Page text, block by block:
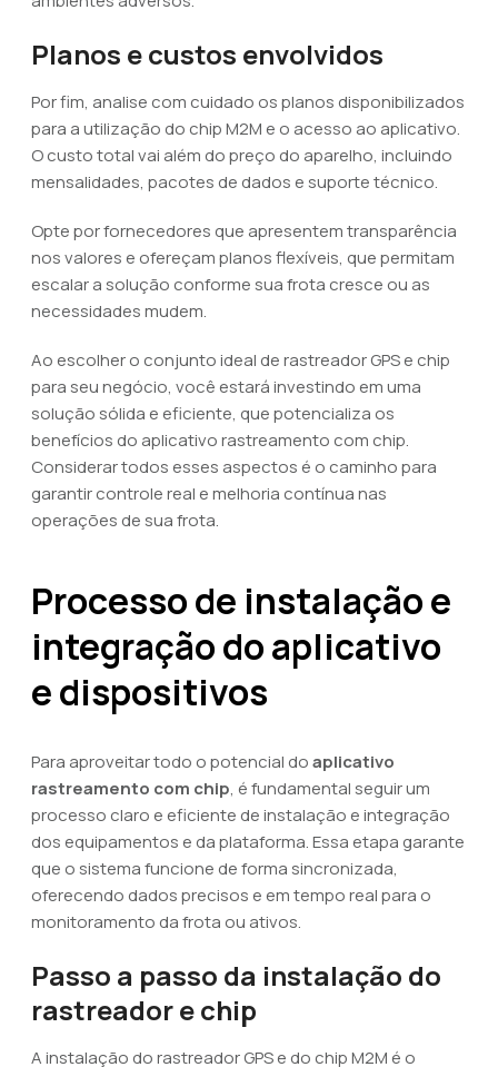
Planos e custos envolvidos
Por fim, analise com cuidado os planos disponibilizados
para a utilização do chip M2M e o acesso ao aplicativo.
O custo total vai além do preço do aparelho, incluindo
mensalidades, pacotes de dados e suporte técnico.
Opte por fornecedores que apresentem transparência
nos valores e ofereçam planos flexíveis, que permitam
escalar a solução conforme sua frota cresce ou as
necessidades mudem.
Ao escolher o conjunto ideal de rastreador GPS e chip
para seu negócio, você estará investindo em uma
solução sólida e eficiente, que potencializa os
benefícios do aplicativo rastreamento com chip.
Considerar todos esses aspectos é o caminho para
garantir controle real e melhoria contínua nas
operações de sua frota.
Processo de instalação e
integração do aplicativo
e dispositivos
Para aproveitar todo o potencial doaplicativo
rastreamento com chip, é fundamental seguir um
processo claro e eficiente de instalação e integração
dos equipamentos e da plataforma. Essa etapa garante
que o sistema funcione de forma sincronizada,
oferecendo dados precisos e em tempo real para o
monitoramento da frota ou ativos.
Passo a passo da instalação do
rastreador e chip
A instalação do rastreador GPS e do chip M2M é o